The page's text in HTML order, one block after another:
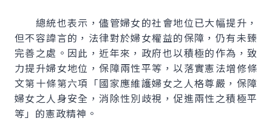
總統也表示，儘管婦女的社會地位已大幅提升，
但不容諱言的，法律對於婦女權益的保障，仍有未臻
完善之處。因此，近年來，政府也以積極的作為，致
力提升婦女地位，保障兩性平等，以落實憲法增修條
文第十條第六項「國家應維護婦女之人格尊嚴，保障
婦女之人身安全，消除性別歧視，促進兩性之積極平
等」的憲政精神。